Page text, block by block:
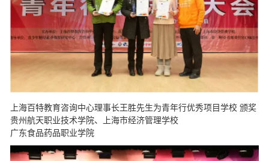
上海百特教育咨询中心理事长王胜先生为青年行优秀项目学校 颁奖
贵州航天职业技术学院、上海市经济管理学校
广东食品药品职业学院